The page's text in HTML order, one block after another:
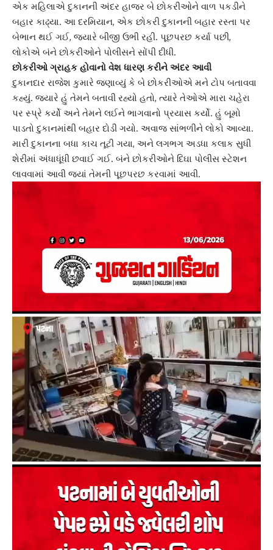
એક મહિલાએ દુકાનની અંદર હાજર બે છોકરીઓને વાળ પકડીને
બહાર કાઢ્યા. આ દરમિયાન, એક છોકરી દુકાનની બહાર રસ્તા પર
બેભાન થઈ ગઈ, જ્યારે બીજી ઉભી રહી. પૂછપરછ કર્યા પછી,
લોકોએ બંને છોકરીઓને પોલીસને સોંપી દીધી.
છોકરીઓ ગ્રાહક હોવાનો વેશ ધારણ કરીને અંદર આવી
દુકાનદાર રાજેશ કુમારે જણાવ્યું કે બે છોકરીઓએ મને ટોપ બતાવવા
કહ્યું. જ્યારે હું તેમને બતાવી રહ્યો હતો, ત્યારે તેઓએ મારા ચહેરા
પર સ્પ્રે કર્યો અને તેમને લઈને ભાગવાનો પ્રયાસ કર્યો. હું બૂમો
પાડતો દુકાનમાંથી બહાર દોડી ગયો. અવાજ સાંભળીને લોકો આવ્યા.
મારી દુકાનના બધા કાચ તૂટી ગયા, અને લગભગ અડધા કલાક સુધી
શેરીમાં અંધાધૂંધી છવાઈ ગઈ. બંને છોકરીઓને દિઘા પોલીસ સ્ટેશન
લાવવામાં આવી જ્યાં તેમની પૂછપરછ કરવામાં આવી.